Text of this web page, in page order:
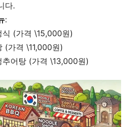
다.
:
(가격 \15,000원)
격 \11,000원)
탕 (가격 \13,000원)